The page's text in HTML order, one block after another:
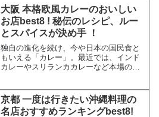
す。今回は京都で鴨料理がおいしい名店
を8店厳選してご紹介します...
大阪 本格欧風カレーのおいしい
お店best8 ! 秘伝のレシピ、ルー
とスパイスが決め手 ！
独自の進化を続け、今や日本の国民食と
もいえる「カレー」。最近では、インド
カレーやスリランカカレーなど本場のカ
を誇っています。今回は大阪で本格的な
欧風カレーが食べられる人...
京都 一度は行きたい沖縄料理の
名店おすすめランキングbest8!